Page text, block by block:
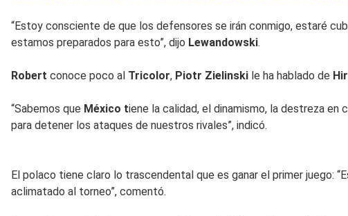
“Estoy consciente de que los defensores se irán conmigo, estaré
estamos preparados para esto”, dijo Lewandowski.
Robert conoce poco al Tricolor, Piotr Zielinski le ha hablado de
“Sabemos que México tiene la calidad, el dinamismo, la destreza en
para detener los ataques de nuestros rivales”, indicó.
El polaco tiene claro lo trascendental que es ganar el primer juego:
aclimatado al torneo”, comentó.